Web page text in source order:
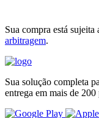
Sua compra está sujeita
arbitragem.
Sua solução completa
entrega em mais de